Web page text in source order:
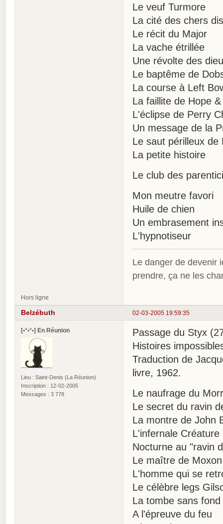
Le veuf Turmore
La cité des chers
Le récit du Major
La vache étrillée
Une révolte des
Le baptême de
La course à Left
La faillite de Hope
L'éclipse de Perry
Un message de la
Le saut périlleux de
La petite histoire
Le club des
Mon meutre favori
Huile de chien
Un embrasement
L'hypnotiseur
Le danger de devenir
prendre, ça ne les
Hors ligne
02-03-2005 19:59:35
Belzébuth
[•°•°•] En Réunion
Lieu : Saint-Denis (La Réunion)
Inscription : 12-02-2005
Messages : 3 778
Passage du Styx
Histoires
Traduction de
livre, 1962.
Le naufrage du
Le secret du ravin
La montre de John
L'infernale Créature
Nocturne au "ravin
Le maître de Moxon
L'homme qui se
Le célèbre legs
La tombe sans fond
A l'épreuve du feu